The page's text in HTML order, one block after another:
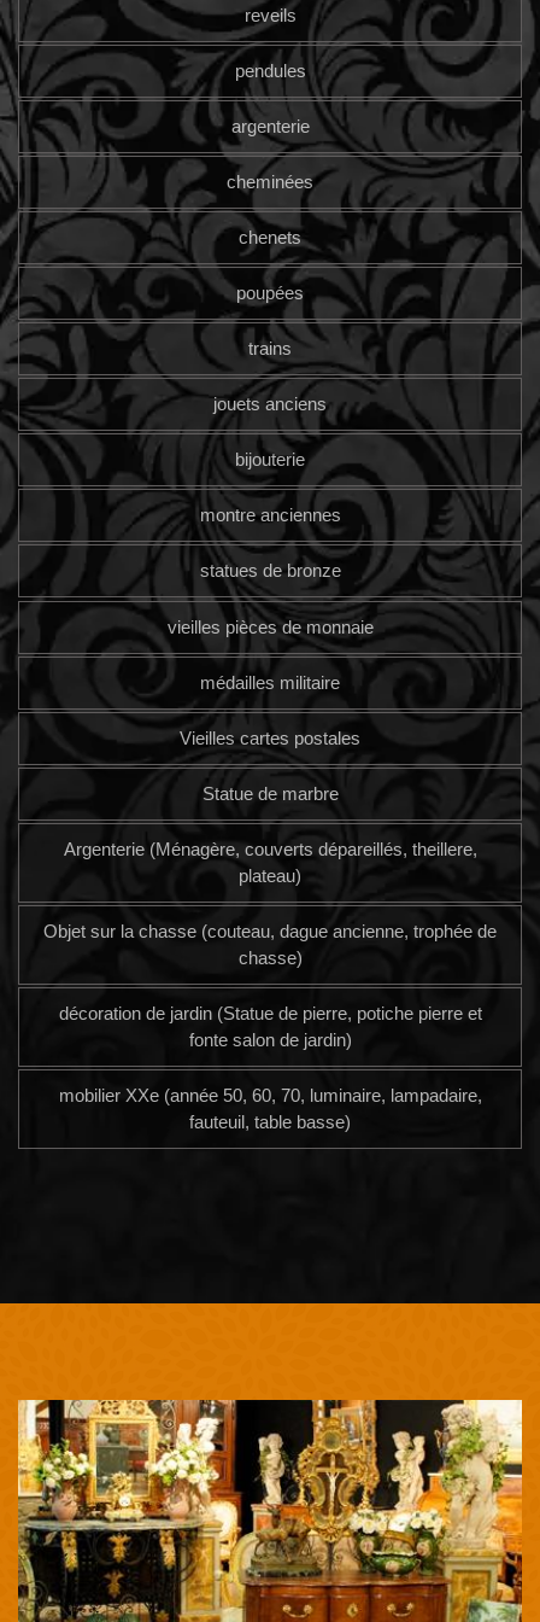
reveils
pendules
argenterie
cheminées
chenets
poupées
trains
jouets anciens
bijouterie
montre anciennes
statues de bronze
vieilles pièces de monnaie
médailles militaire
Vieilles cartes postales
Statue de marbre
Argenterie (Ménagère, couverts dépareillés, theillere,
plateau)
Objet sur la chasse (couteau, dague ancienne, trophée de
chasse)
décoration de jardin (Statue de pierre, potiche pierre et
fonte salon de jardin)
mobilier XXe (année 50, 60, 70, luminaire, lampadaire,
fauteuil, table basse)